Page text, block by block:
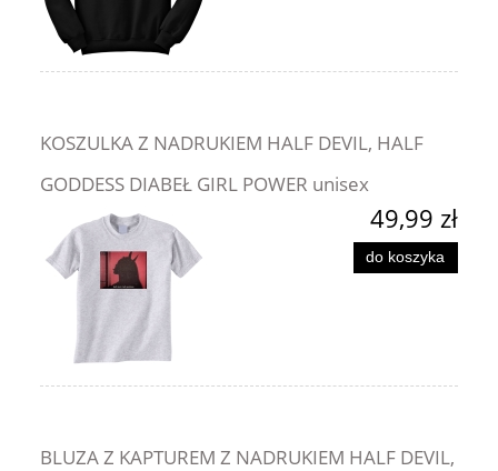
KOSZULKA Z NADRUKIEM HALF DEVIL, HALF
GODDESS DIABEŁ GIRL POWER unisex
49,99 zł
do koszyka
BLUZA Z KAPTUREM Z NADRUKIEM HALF DEVIL,